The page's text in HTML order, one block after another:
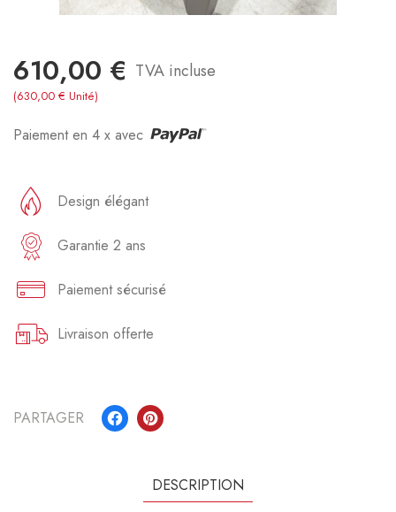
610,00 € TVA incluse
(630,00 € Unité)
Paiement en 4 x avec
Design élégant
Garantie 2 ans
Paiement sécurisé
Livraison offerte
PARTAGER
DESCRIPTION